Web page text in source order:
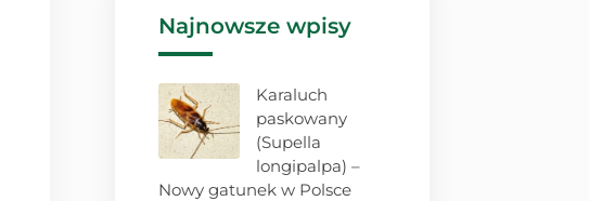
Najnowsze wpisy
Karaluch
paskowany
(Supella
longipalpa) –
Nowy gatunek w Polsce